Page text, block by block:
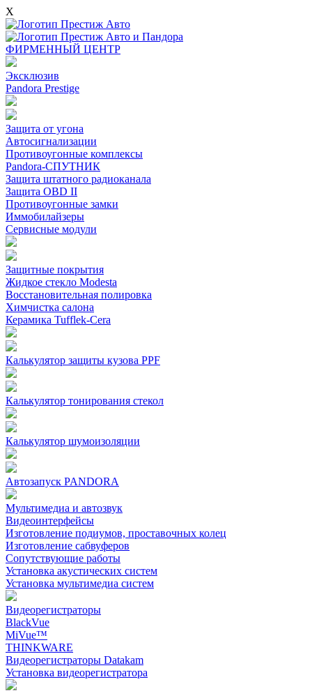
X
ФИРМЕННЫЙ ЦЕНТР
Эксклюзив
Pandora Prestige
Защита от угона
Автосигнализации
Противоугонные комплексы
Pandora-СПУТНИК
Защита штатного радиоканала
Защита OBD II
Противоугонные замки
Иммобилайзеры
Сервисные модули
Защитные покрытия
Жидкое стекло Modesta
Восстановительная полировка
Химчистка салона
Керамика Tufflek-Cera
Калькулятор защиты кузова PPF
Калькулятор тонирования стекол
Калькулятор шумоизоляции
Автозапуск PANDORA
Мультимедиа и автозвук
Видеоинтерфейсы
Изготовление подиумов, проставочных колец
Изготовление сабвуферов
Сопутствующие работы
Установка акустических систем
Установка мультимедиа систем
Видеорегистраторы
BlackVue
MiVue™
THINKWARE
Видеорегистраторы Datakam
Установка видеорегистратора